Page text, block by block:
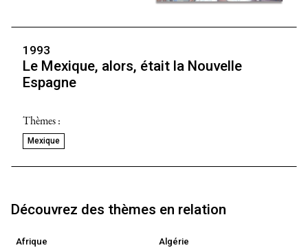
1993
Le Mexique, alors, était la Nouvelle
Espagne
Thèmes :
Mexique
Découvrez des thèmes en relation
Afrique Algérie